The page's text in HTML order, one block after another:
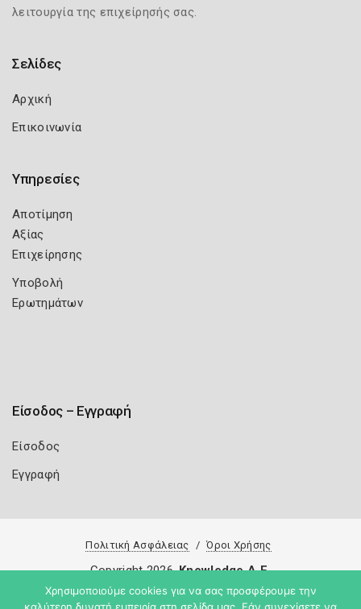
λειτουργία της επιχείρησής σας.
Σελίδες
Αρχική
Επικοινωνία
Υπηρεσίες
Αποτίμηση
Αξίας
Επιχείρησης
Υποβολή
Ερωτημάτων
Είσοδος – Εγγραφή
Είσοδος
Εγγραφή
Πολιτική Ασφάλειας Όροι Χρήσης
Copyright 2026 Knowledge A.E.
Χρησιμοποιούμε cookies για να σας προσφέρουμε την